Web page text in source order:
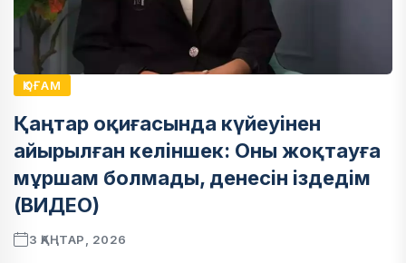
ҚОҒАМ
Қаңтар оқиғасында күйеуінен
айырылған келіншек: Оны жоқтауға
мұршам болмады, денесін іздедім
(ВИДЕО)
3 ҚАҢТАР, 2026